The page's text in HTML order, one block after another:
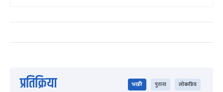
प्रतिक्रिया भर्खरै पुराना लोकप्रिय